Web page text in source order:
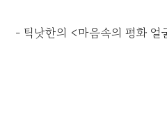
- 틱낫한의 <마음속의 평화 얼